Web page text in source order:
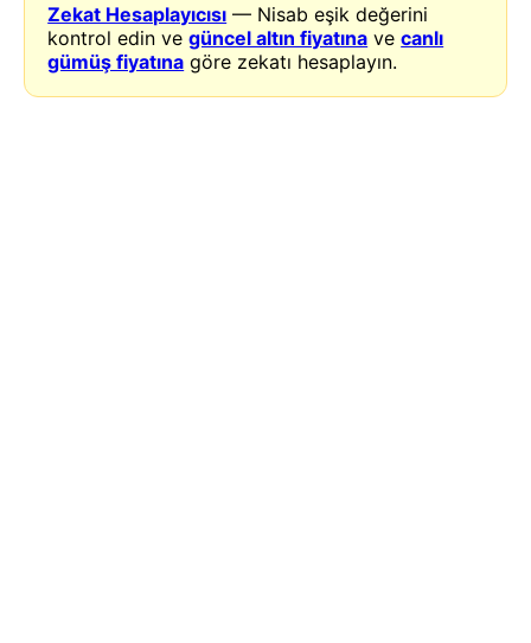
Zekat Hesaplayıcısı — Nisab eşik değerini
kontrol edin vegüncel altın fiyatına vecanlı
gümüş fiyatına göre zekatı hesaplayın.